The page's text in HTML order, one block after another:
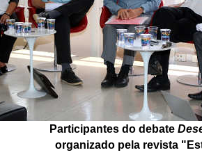
Participantes do debate
organizado pela revista